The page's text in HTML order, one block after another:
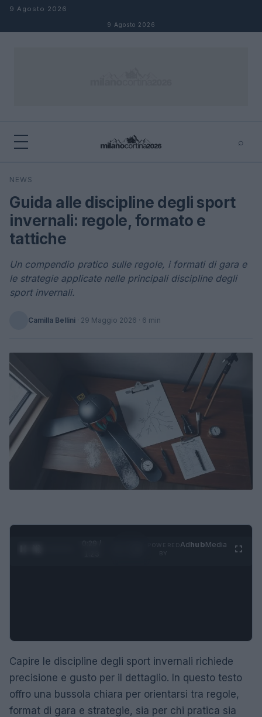
Salta al contenuto
9 Agosto 2026
9 Agosto 2026
⌕
Cerca
NEWS
Guida alle discipline degli sport
invernali: regole, formato e
tattiche
Un compendio pratico sulle regole, i formati di gara e
le strategie applicate nelle principali discipline degli
sport invernali.
Camilla Bellini · 29 Maggio 2026 · 6 min
0:30 /
AdhubMedia
Capire le discipline degli sport invernali richiede
precisione e gusto per il dettaglio. In questo testo
offro una bussola chiara per orientarsi tra regole,
format di gara e strategie, sia per chi pratica sia